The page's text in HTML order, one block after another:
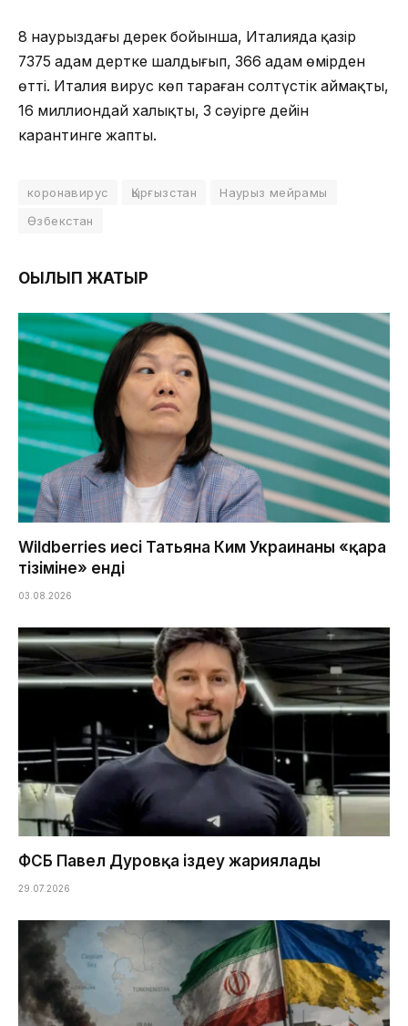
8 наурыздағы дерек бойынша, Италияда қазір
7375 адам дертке шалдығып, 366 адам өмірден
өтті. Италия вирус көп тараған солтүстік аймақты,
16 миллиондай халықты, 3 сәуірге дейін
карантинге жапты.
коронавирус Қырғызстан
Наурыз мейрамы
Өзбекстан
ОҚЫЛЫП ЖАТЫР
Wildberries иесі Татьяна Ким Украинаның «қара
тізіміне» енді
03.08.2026
ФСБ Павел Дуровқа іздеу жариялады
29.07.2026